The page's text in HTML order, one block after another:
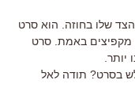
שלו בחוזה. הוא סרט
מקפיצים באמת. סרט
יותר.
בסרט? תודה לאל